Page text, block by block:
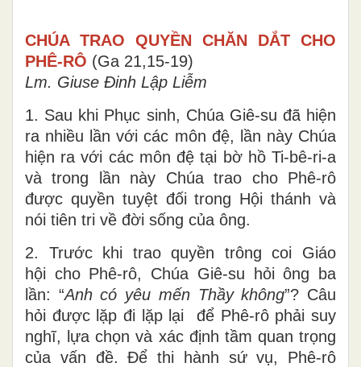
CHÚA TRAO QUYỀN CHĂN DẮT CHO
PHÊ-RÔ (Ga 21,15-19)
Lm. Giuse Đinh Lập Liễm
1. Sau khi Phục sinh, Chúa Giê-su đã hiện
ra nhiều lần với các môn đệ, lần này Chúa
hiện ra với các môn đệ tại bờ hồ Ti-bê-ri-a
và trong lần này Chúa trao cho Phê-rô
được quyền tuyệt đối trong Hội thánh và
nói tiên tri về đời sống của ông.
2. Trước khi trao quyền trông coi Giáo
hội cho Phê-rô, Chúa Giê-su hỏi ông ba
lần: “Anh có yêu mến Thầy không”? Câu
hỏi được lặp đi lặp lại để Phê-rô phải suy
nghĩ, lựa chọn và xác định tầm quan trọng
của vấn đề. Để thi hành sứ vụ, Phê-rô